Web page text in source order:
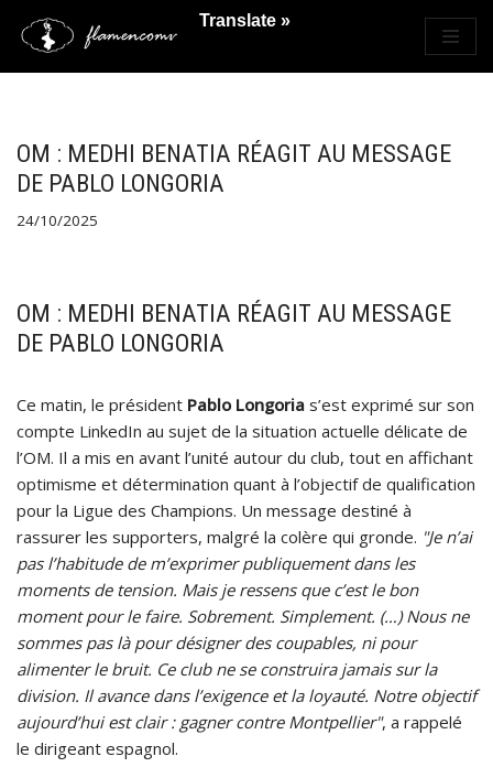
Saltar
OM : MEDHI BENATIA RÉAGIT AU MESSAGE
DE PABLO LONGORIA
24/10/2025
OM : MEDHI BENATIA RÉAGIT AU MESSAGE
DE PABLO LONGORIA
Ce matin, le président Pablo Longoria s’est exprimé sur son
compte LinkedIn au sujet de la situation actuelle délicate de
l’OM. Il a mis en avant l’unité autour du club, tout en affichant
optimisme et détermination quant à l’objectif de qualification
pour la Ligue des Champions. Un message destiné à
rassurer les supporters, malgré la colère qui gronde. "Je n’ai
pas l’habitude de m’exprimer publiquement dans les
moments de tension. Mais je ressens que c’est le bon
moment pour le faire. Sobrement. Simplement. (…) Nous ne
sommes pas là pour désigner des coupables, ni pour
alimenter le bruit. Ce club ne se construira jamais sur la
division. Il avance dans l’exigence et la loyauté. Notre objectif
aujourd’hui est clair : gagner contre Montpellier", a rappelé
le dirigeant espagnol.
Translate »